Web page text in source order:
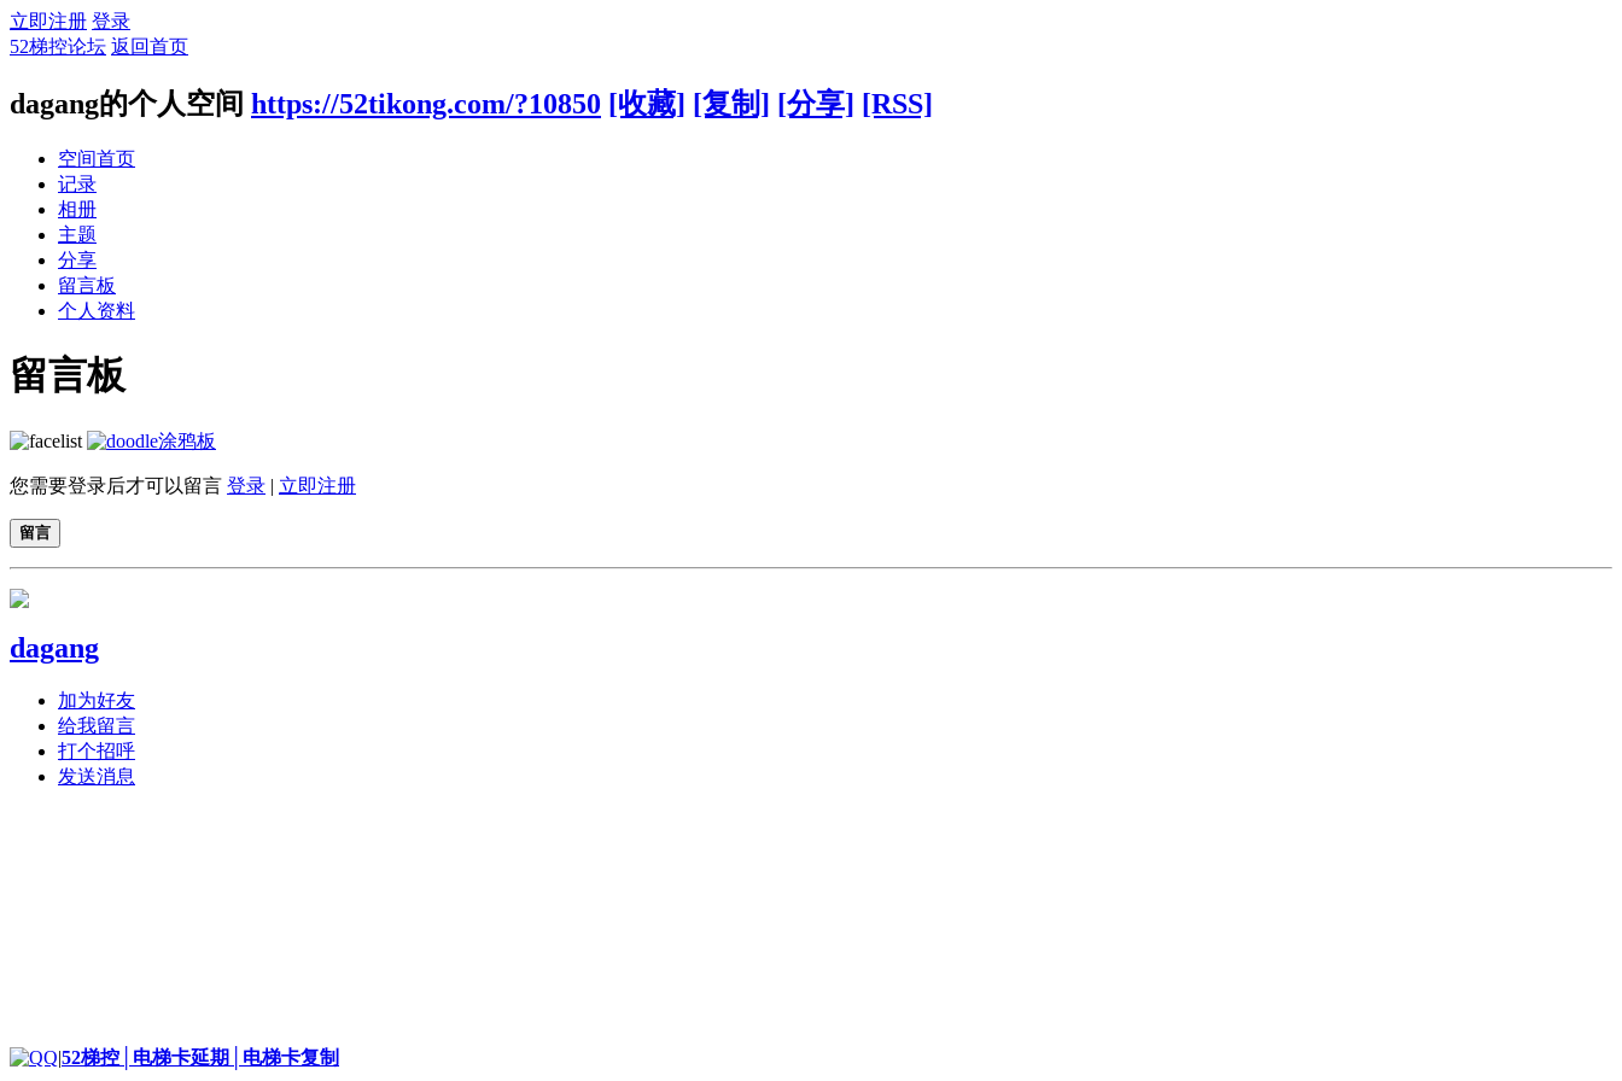
立即注册 登录
52梯控论坛 返回首页
dagang的个人空间 https://52tikong.com/?10850 [收藏] [复制] [分享] [RSS]
空间首页
记录
相册
主题
分享
留言板
个人资料
留言板
涂鸦板
您需要登录后才可以留言 登录 | 立即注册
留言
dagang
加为好友
给我留言
打个招呼
发送消息
|52梯控│电梯卡延期│电梯卡复制